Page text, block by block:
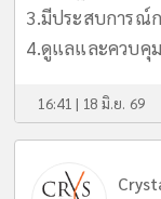
3.มีประสบการณ์
4.ดูแลและควบคุ
16:41 | 18 มิ.ย. 69